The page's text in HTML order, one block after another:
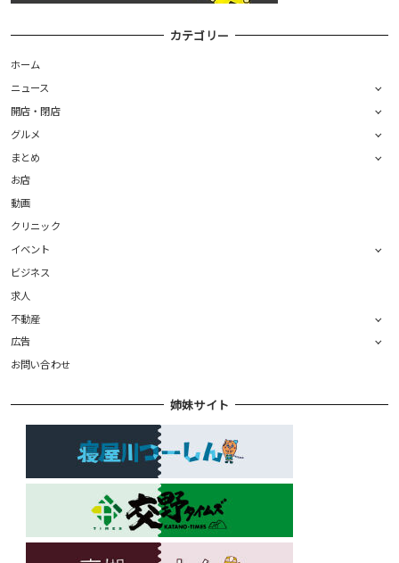
カテゴリー
ホーム
ニュース
開店・閉店
グルメ
まとめ
お店
動画
クリニック
イベント
ビジネス
求人
不動産
広告
お問い合わせ
姉妹サイト